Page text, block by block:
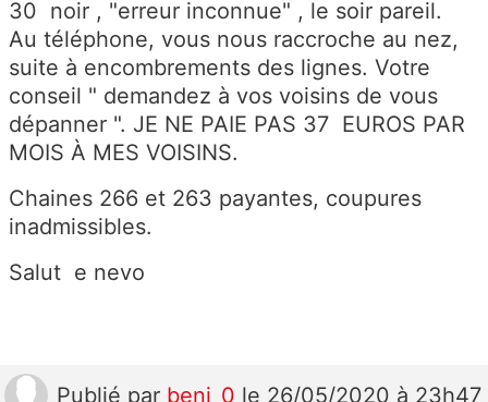
30 noir , "erreur inconnue" , le soir pareil.
Au téléphone, vous nous raccroche au nez,
suite à encombrements des lignes. Votre
conseil " demandez à vos voisins de vous
dépanner ". JE NE PAIE PAS 37 EUROS PAR
MOIS À MES VOISINS.
Chaines 266 et 263 payantes, coupures
inadmissibles.
Salut e nevo
Publié par beni_0 le 26/05/2020 à 23h47